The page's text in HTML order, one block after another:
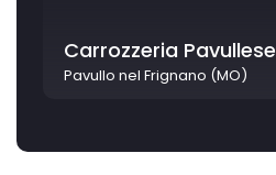
Carrozzeria Pavullese
Pavullo nel Frignano (MO)